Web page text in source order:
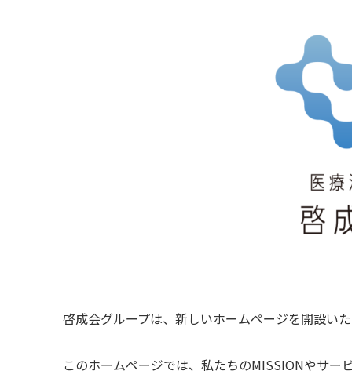
啓成会グループは、新しいホームページを開設い
このホームページでは、私たちのMISSIONやサー